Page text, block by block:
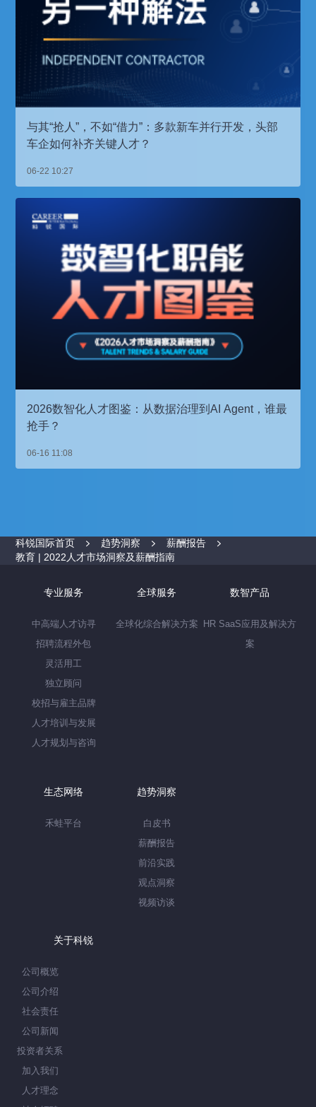
与其“抢人”，不如“借力”：多款新车并行开发，头部
车企如何补齐关键人才？
06-22 10:27
2026数智化人才图鉴：从数据治理到AI Agent，谁最
抢手？
06-16 11:08
科锐国际首页 趋势洞察
薪酬报告
教育 | 2022人才市场洞察及薪酬指南
专业服务
中高端人才访寻
招聘流程外包
灵活用工
独立顾问
校招与雇主品牌
人才培训与发展
人才规划与咨询
全球服务
全球化综合解决方案
数智产品
HR SaaS应用及解决方
案
生态网络
禾蛙平台
趋势洞察
白皮书
薪酬报告
前沿实践
观点洞察
视频访谈
关于科锐
公司概览
公司介绍
社会责任
公司新闻
投资者关系
加入我们
人才理念